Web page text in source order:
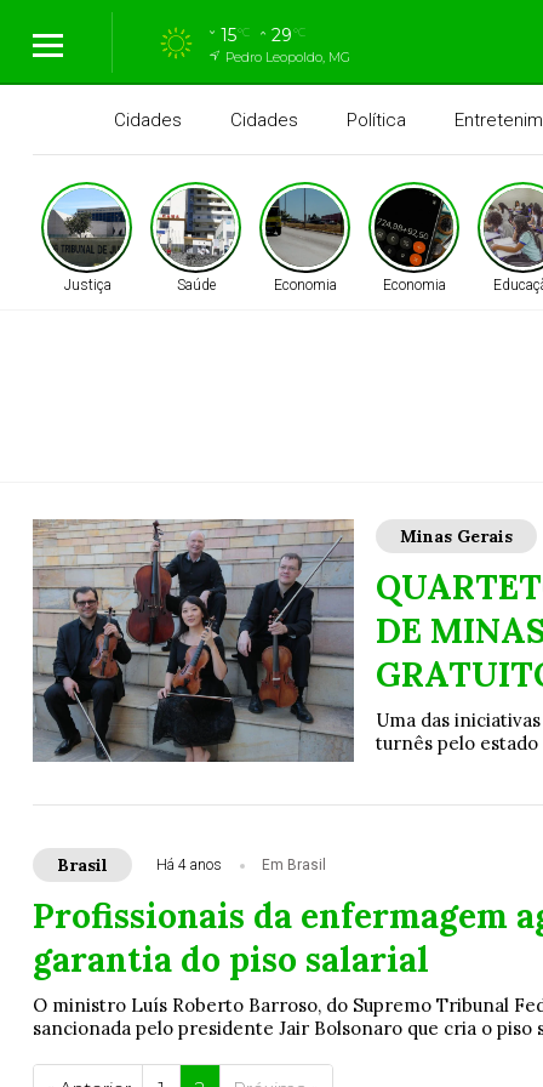
15°C 29°C
Pedro Leopoldo, MG
Cidades Cidades Política
Justiça Saúde Economia Economia
Minas Gerais
DE
Uma das
turnês pelo estado
Brasil Há 4 anos Em Brasil
Profissionais da enfermagem
garantia do piso salarial
O ministro Luís Roberto Barroso, do Supremo Tribunal
sancionada pelo presidente Jair Bolsonaro que cria o piso